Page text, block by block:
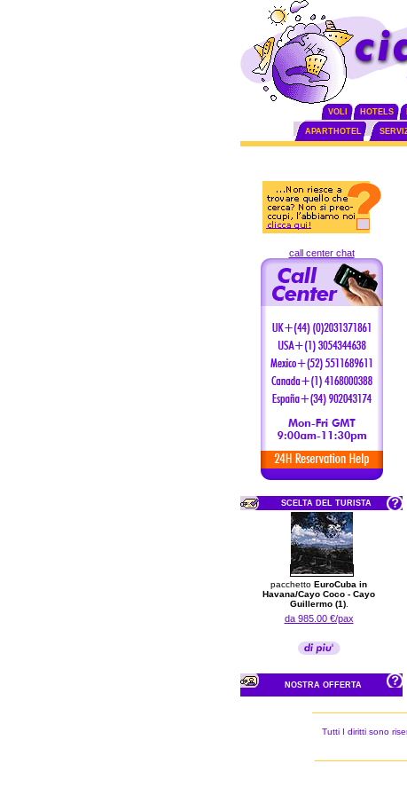
VOLI HOTELS
APARTHOTEL
call center chat
SCELTA DEL TURISTA
pacchetto EuroCuba in
Havana/Cayo Coco - Cayo
Guillermo (1).
da 985.00 €/pax
NOSTRA OFFERTA
Tutti I diritti sono